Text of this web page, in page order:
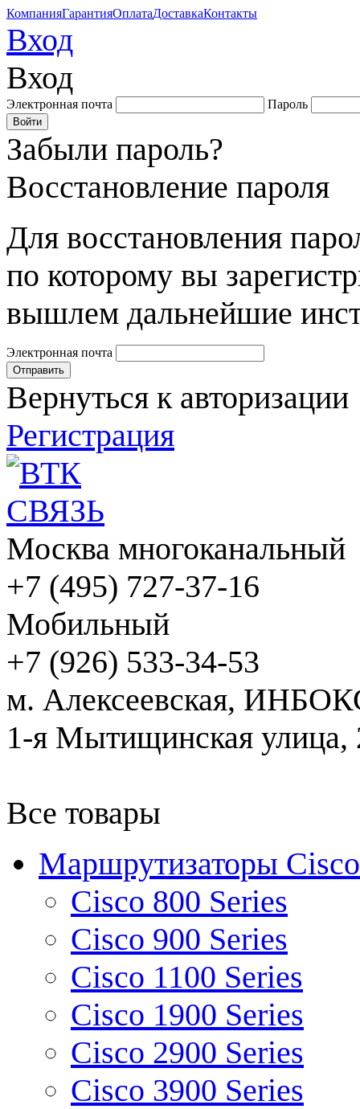
КомпанияГарантияОплатаДоставкаКонтакты
Вход
Вход
Электронная почта Пароль
Забыли пароль?
Восстановление пароля
Для восстановления
по которому вы
вышлем дальнейшие
Электронная почта
Вернуться к авторизации
Регистрация
Москва многоканальный
+7 (495) 727-37-16
Мобильный
+7 (926) 533-34-53
м. Алексеевская,
1-я Мытищинская улица,
Все товары
Маршрутизаторы Cisco
Cisco 800 Series
Cisco 900 Series
Cisco 1100 Series
Cisco 1900 Series
Cisco 2900 Series
Cisco 3900 Series